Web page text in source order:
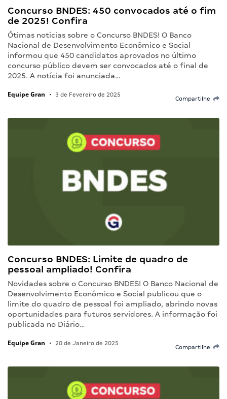
Concurso BNDES: 450 convocados até o fim
de 2025! Confira
Ótimas notícias sobre o Concurso BNDES! O Banco
Nacional de Desenvolvimento Econômico e Social
informou que 450 candidatos aprovados no último
concurso público devem ser convocados até o final de
2025. A notícia foi anunciada…
Equipe Gran • 3 de Fevereiro de 2025
Compartilhe
Concurso BNDES: Limite de quadro de
pessoal ampliado! Confira
Novidades sobre o Concurso BNDES! O Banco Nacional de
Desenvolvimento Econômico e Social publicou que o
limite do quadro de pessoal foi ampliado, abrindo novas
oportunidades para futuros servidores. A informação foi
publicada no Diário…
Equipe Gran • 20 de Janeiro de 2025
Compartilhe